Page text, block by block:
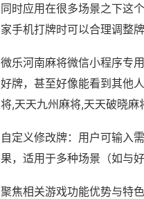
同时应用在很多场景之下这
家手机打牌时可以合理调整
微乐河南麻将微信小程序专
好牌，甚至好像能看到其他
将,天天九州麻将,天天破晓麻
自定义修改牌：用户可输入
果，适用于多种场景（如与
聚焦相关游戏功能优势与特色